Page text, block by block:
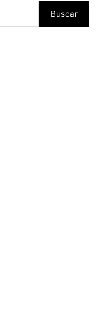
Buscar